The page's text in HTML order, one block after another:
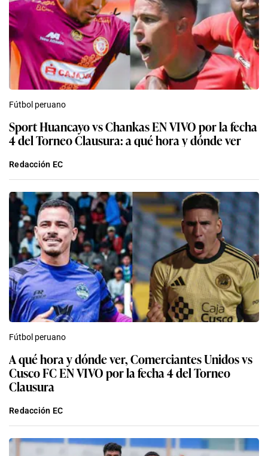
Fútbol peruano
Sport Huancayo vs Chankas EN VIVO por la fecha
4 del Torneo Clausura: a qué hora y dónde ver
Redacción EC
Fútbol peruano
A qué hora y dónde ver, Comerciantes Unidos vs
Cusco FC EN VIVO por la fecha 4 del Torneo
Clausura
Redacción EC